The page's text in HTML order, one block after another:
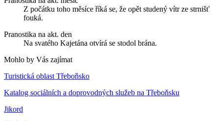
Z počátku toho měsíce říká se, že opět studený vítr ze strnišť
fouká.
Pranostika na akt. den
Na svatého Kajetána otvírá se stodol brána.
Mohlo by Vás zajímat
Turistická oblast Třeboňsko
Katalog sociálních a doprovodných služeb na Třeboňsku
Jikord